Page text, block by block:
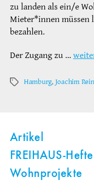
zu landen als ein/e
Mieter*innen müssen
bezahlen.
Der Zugang zu …
Schlagwörter
Hamburg, Joachim
Artikel
FREIHAUS-Hefte
Wohnprojekte